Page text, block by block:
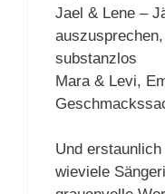
Jael & Lene –
substanzlos
Mara & Levi,
Und
wieviele